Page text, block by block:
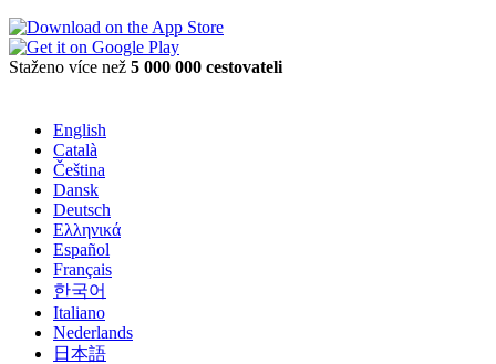
Staženo více než 5 000 000 cestovateli
English
Català
Čeština
Dansk
Deutsch
Ελληνικά
Español
Français
한국어
Italiano
Nederlands
日本語